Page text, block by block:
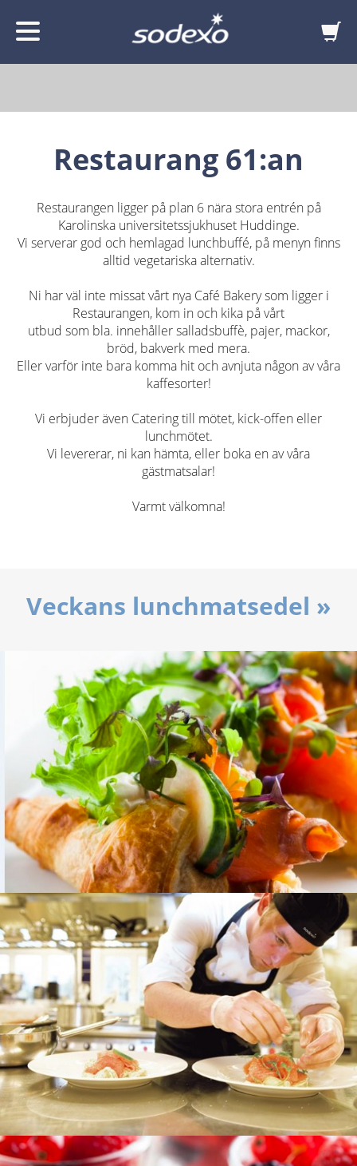
Restaurang 61:an
Restaurangen ligger på plan 6 nära stora entrén på
Karolinska universitetssjukhuset Huddinge.
Vi serverar god och hemlagad lunchbuffé, på menyn finns
alltid vegetariska alternativ.
Ni har väl inte missat vårt nya Café Bakery som ligger i
Restaurangen, kom in och kika på vårt
utbud som bla. innehåller salladsbuffè, pajer, mackor,
bröd, bakverk med mera.
Eller varför inte bara komma hit och avnjuta någon av våra
kaffesorter!
Vi erbjuder även Catering till mötet, kick-offen eller
lunchmötet.
Vi levererar, ni kan hämta, eller boka en av våra
gästmatsalar!
Varmt välkomna!
Veckans lunchmatsedel »